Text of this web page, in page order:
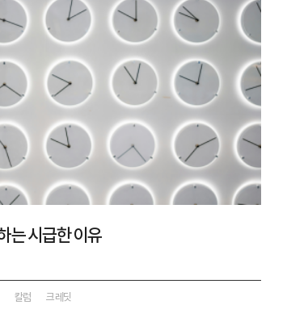
는 시급한 이유
칼럼 크레딧